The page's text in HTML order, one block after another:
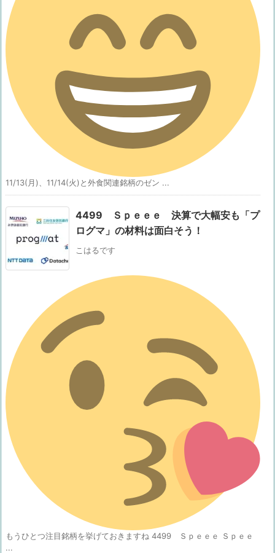
11/13(月)、11/14(火)と外食関連銘柄のゼン ...
4499 Ｓｐｅｅｅ 決算で大幅安も「プ
ログマ」の材料は面白そう！
こはるです
もうひとつ注目銘柄を挙げておきますね 4499 Ｓｐｅｅｅ Ｓｐｅｅ
...